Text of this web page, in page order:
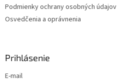
Podmienky ochrany osobných údajov
Osvedčenia a oprávnenia
Prihlásenie
E-mail